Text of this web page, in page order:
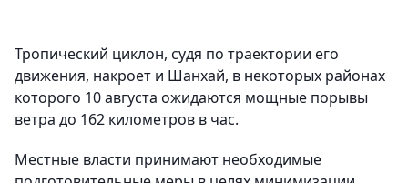
Тропический циклон, судя по траектории его
движения, накроет и Шанхай, в некоторых районах
которого 10 августа ожидаются мощные порывы
ветра до 162 километров в час.
Местные власти принимают необходимые